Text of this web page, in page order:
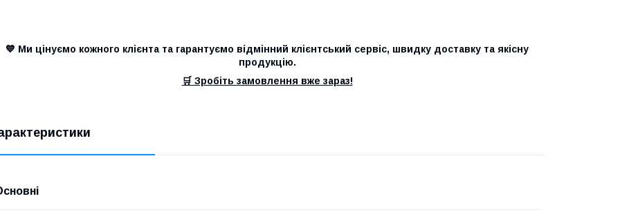
💙 Ми цінуємо кожного клієнта та гарантуємо відмінний клієнтський сервіс, швидку доставку та якісну
продукцію.
🛒 Зробіть замовлення вже зараз!